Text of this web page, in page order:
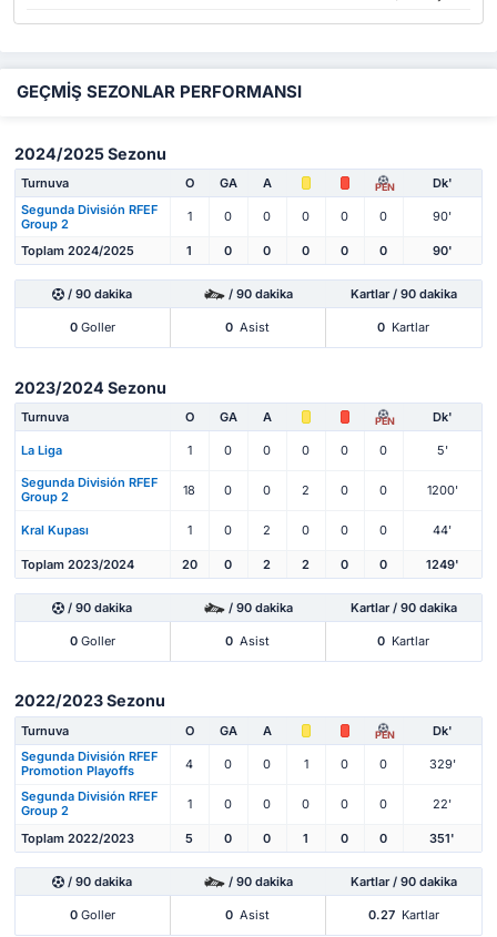
GEÇMİŞ SEZONLAR PERFORMANSI
2024/2025 Sezonu
Turnuva O GA A PEN
Dk'
Segunda División RFEF
Group 2
1 0 0 0 0 0 90'
Toplam 2024/2025 1 0 0 0 0 0 90'
/ 90 dakika / 90 dakika Kartlar / 90 dakika
0Goller 0 Asist 0 Kartlar
2023/2024 Sezonu
Turnuva O GA A PEN Dk'
La Liga 1 0 0 0 0 0 5'
Segunda División RFEF
Group 2
18 0 0 2 0 0 1200'
Kral Kupası 1 0 2 0 0 0 44'
Toplam 2023/2024 20 0 2 2 0 0 1249'
/ 90 dakika / 90 dakika Kartlar / 90 dakika
0Goller 0 Asist 0 Kartlar
2022/2023 Sezonu
Turnuva O GA A PEN
Dk'
Segunda División RFEF
Promotion Playoffs
4 0 0 1 0 0 329'
Segunda División RFEF
Group 2
1 0 0 0 0 0 22'
Toplam 2022/2023 5 0 0 1 0 0 351'
/ 90 dakika / 90 dakika Kartlar / 90 dakika
0Goller 0 Asist 0.27 Kartlar